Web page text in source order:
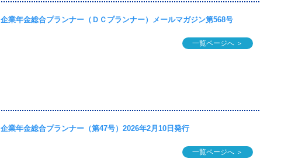
企業年金総合プランナー（ＤＣプランナー）メールマガジン第568号
一覧ページへ ＞
企業年金総合プランナー（第47号）2026年2月10日発行
一覧ページへ ＞